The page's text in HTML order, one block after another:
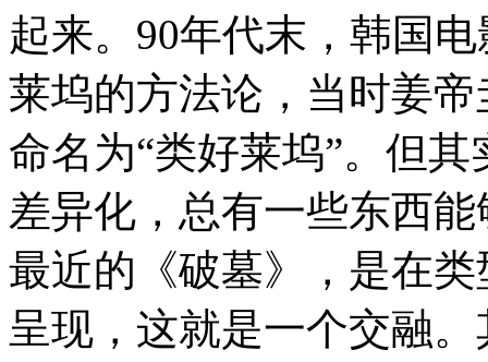
起来。90年代末，韩国
莱坞的方法论，当时姜
命名为“类好莱坞”。但
差异化，总有一些东西
最近的《破墓》，是在
呈现，这就是一个交融